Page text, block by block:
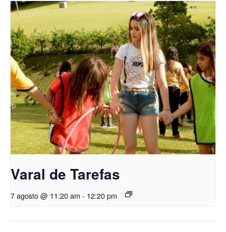
Varal de Tarefas
7 agosto @ 11:20 am - 12:20 pm